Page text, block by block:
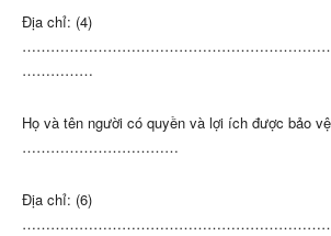
Địa chỉ: (4)
……………
Họ và tên người có quyền và lợi ích được bảo
……………………………
Địa chỉ: (6)